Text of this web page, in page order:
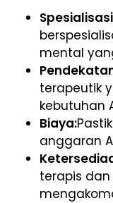
mental
terapeutik
kebutuhan
Biaya:
anggaran
terapis